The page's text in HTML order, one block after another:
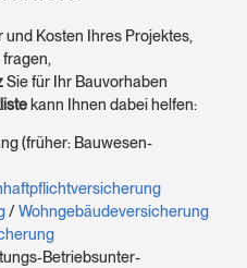
Kosten Ihres Projektes,
Sie für Ihr Bau­vorhaben
kann Ihnen dabei helfen:
(früher: Bauwesen­
/Wohngebäudeversicherung
Betriebs­unter­